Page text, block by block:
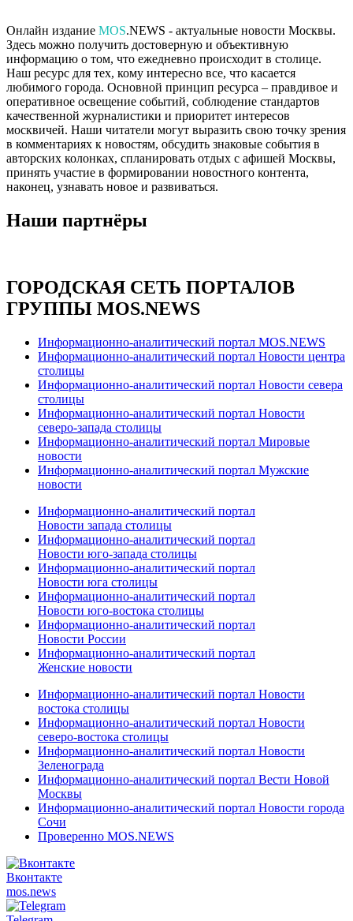
Онлайн издание MOS.NEWS - актуальные новости Москвы.
Здесь можно получить достоверную и объективную
информацию о том, что ежедневно происходит в столице.
Наш ресурс для тех, кому интересно все, что касается
любимого города. Основной принцип ресурса – правдивое и
оперативное освещение событий, соблюдение стандартов
качественной журналистики и приоритет интересов
москвичей. Наши читатели могут выразить свою точку зрения
в комментариях к новостям, обсудить знаковые события в
авторских колонках, спланировать отдых с афишей Москвы,
принять участие в формировании новостного контента,
наконец, узнавать новое и развиваться.
Наши партнёры
ГОРОДСКАЯ СЕТЬ ПОРТАЛОВ
ГРУППЫ MOS.NEWS
Информационно-аналитический портал MOS.NEWS
Информационно-аналитический портал Новости центра
столицы
Информационно-аналитический портал Новости севера
столицы
Информационно-аналитический портал Новости
северо-запада столицы
Информационно-аналитический портал Мировые
новости
Информационно-аналитический портал Мужские
новости
Информационно-аналитический портал
Новости запада столицы
Информационно-аналитический портал
Новости юго-запада столицы
Информационно-аналитический портал
Новости юга столицы
Информационно-аналитический портал
Новости юго-востока столицы
Информационно-аналитический портал
Новости России
Информационно-аналитический портал
Женские новости
Информационно-аналитический портал Новости
востока столицы
Информационно-аналитический портал Новости
северо-востока столицы
Информационно-аналитический портал Новости
Зеленограда
Информационно-аналитический портал Вести Новой
Москвы
Информационно-аналитический портал Новости города
Сочи
Проверенно MOS.NEWS
Вконтакте
mos.news